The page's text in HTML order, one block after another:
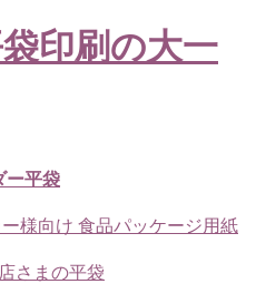
ー平袋
様向け 食品パッケージ用紙
さまの平袋